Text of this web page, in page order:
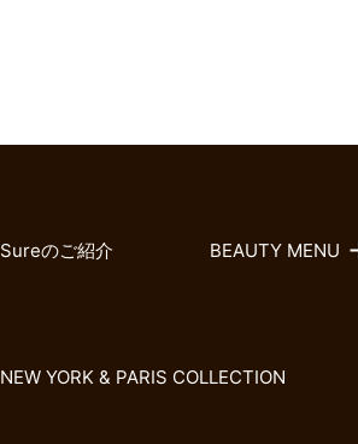
Sureのご紹介 BEAUTY MENU
NEW YORK & PARIS COLLECTION